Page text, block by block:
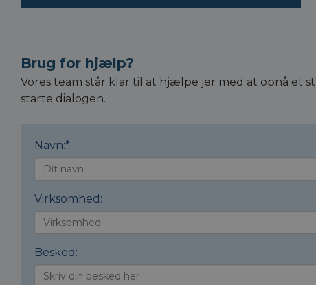
Brug for hjælp?
Vores team står klar til at hjælpe jer med at opnå et
starte dialogen.
Navn:*
Virksomhed:
Besked: